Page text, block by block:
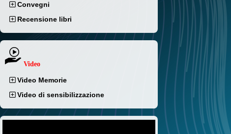
Convegni
Recensione libri
Video
Video Memorie
Video di sensibilizzazione